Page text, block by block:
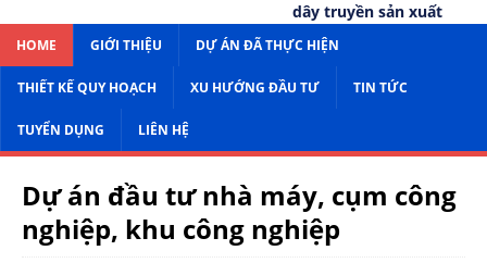
dây truyền sản xuất
HOME GIỚI THIỆU DỰ ÁN ĐÃ THỰC HIỆN
THIẾT KẾ QUY HOẠCH XU HƯỚNG ĐẦU TƯ TIN TỨC
TUYỂN DỤNG LIÊN HỆ
Dự án đầu tư nhà máy, cụm công
nghiệp, khu công nghiệp